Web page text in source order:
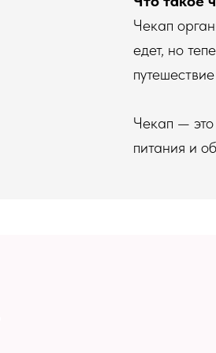
Чекап
едет, но
Чекап —
питания и